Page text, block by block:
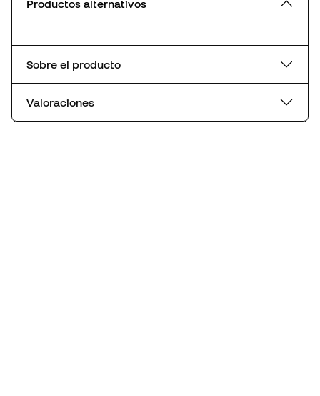
Productos alternativos
Sobre el producto
Valoraciones